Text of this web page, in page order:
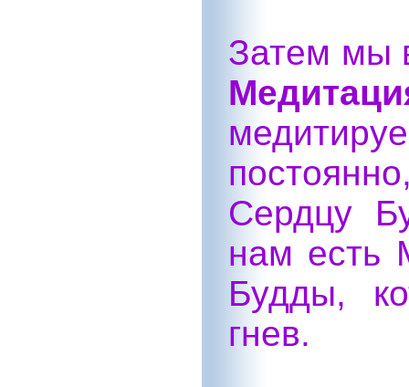
Затем мы
Сердцу
нам есть
Будды,
гнев.